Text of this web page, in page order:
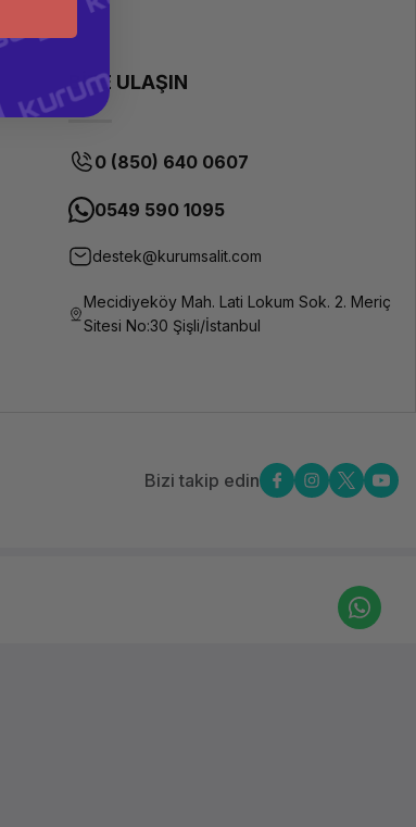
BİZE ULAŞIN
0 (850) 640 0607
0549 590 1095
destek@kurumsalit.com
Mecidiyeköy Mah. Lati Lokum Sok. 2. Meriç
Sitesi No:30 Şişli/İstanbul
Bizi takip edin